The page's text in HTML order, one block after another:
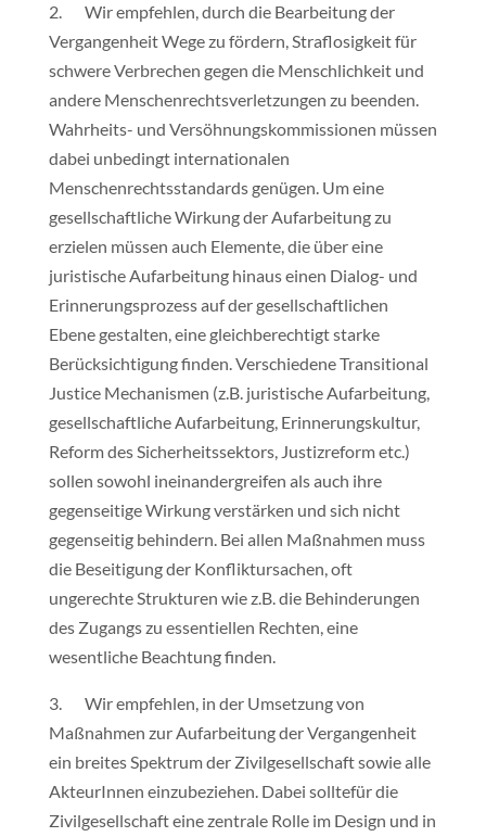
2. Wir empfehlen, durch die Bearbeitung der
Vergangenheit Wege zu fördern, Straflosigkeit für
schwere Verbrechen gegen die Menschlichkeit und
andere Menschenrechtsverletzungen zu beenden.
Wahrheits- und Versöhnungskommissionen müssen
dabei unbedingt internationalen
Menschenrechtsstandards genügen. Um eine
gesellschaftliche Wirkung der Aufarbeitung zu
erzielen müssen auch Elemente, die über eine
juristische Aufarbeitung hinaus einen Dialog- und
Erinnerungsprozess auf der gesellschaftlichen
Ebene gestalten, eine gleichberechtigt starke
Berücksichtigung finden. Verschiedene Transitional
Justice Mechanismen (z.B. juristische Aufarbeitung,
gesellschaftliche Aufarbeitung, Erinnerungskultur,
Reform des Sicherheitssektors, Justizreform etc.)
sollen sowohl ineinandergreifen als auch ihre
gegenseitige Wirkung verstärken und sich nicht
gegenseitig behindern. Bei allen Maßnahmen muss
die Beseitigung der Konfliktursachen, oft
ungerechte Strukturen wie z.B. die Behinderungen
des Zugangs zu essentiellen Rechten, eine
wesentliche Beachtung finden.
3. Wir empfehlen, in der Umsetzung von
Maßnahmen zur Aufarbeitung der Vergangenheit
ein breites Spektrum der Zivilgesellschaft sowie alle
AkteurInnen einzubeziehen. Dabei solltefür die
Zivilgesellschaft eine zentrale Rolle im Design und in